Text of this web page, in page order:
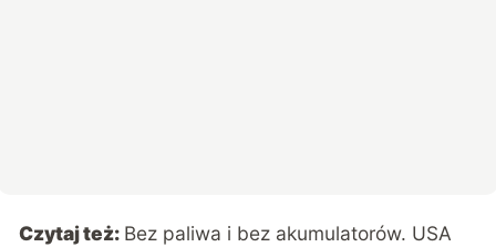
Czytaj też: Bez paliwa i bez akumulatorów. USA